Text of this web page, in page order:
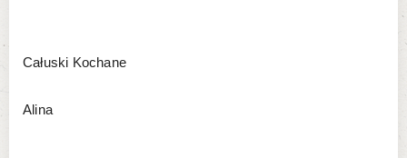
Całuski Kochane
Alina